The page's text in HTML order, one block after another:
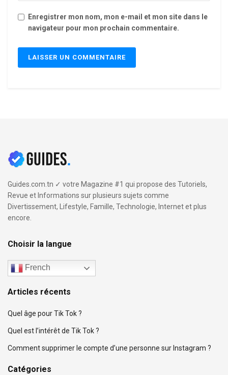
Enregistrer mon nom, mon e-mail et mon site dans le
navigateur pour mon prochain commentaire.
Guides.com.tn ✓ votre Magazine #1 qui propose des Tutoriels,
Revue et Informations sur plusieurs sujets comme
Divertissement, Lifestyle, Famille, Technologie, Internet et plus
encore.
Choisir la langue
French
Articles récents
Quel âge pour Tik Tok ?
Quel est l’intérêt de Tik Tok ?
Comment supprimer le compte d’une personne sur Instagram ?
Catégories